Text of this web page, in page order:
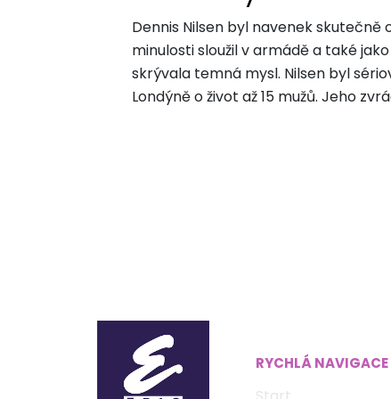
Dennis Nilsen byl navenek
minulosti sloužil v armádě a také
skrývala temná mysl. Nilsen byl
Londýně o život až 15 mužů. Jeho
RYCHLÁ NAVIGACE